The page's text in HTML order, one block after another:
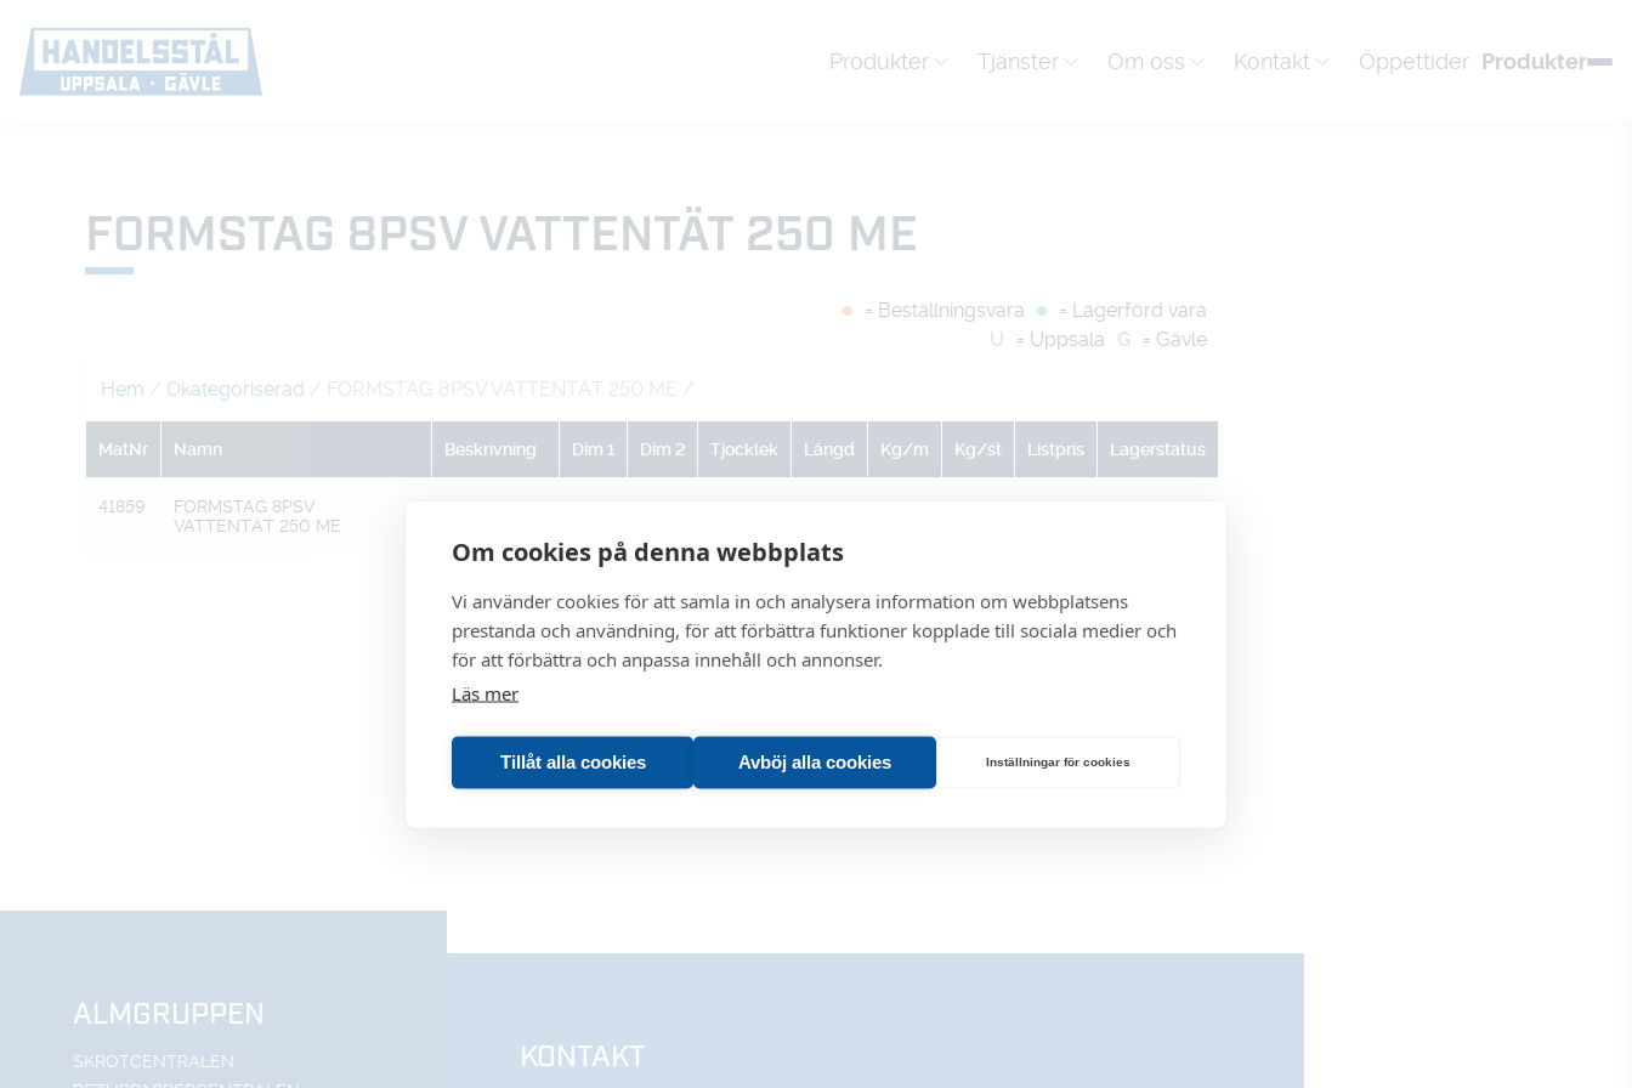
Om cookies på denna webbplats
Vi använder cookies för att samla in och analysera information om webbplatsens
prestanda och användning, för att förbättra funktioner kopplade till sociala medier och
för att förbättra och anpassa innehåll och annonser.
Läs mer
Tillåt alla cookies Avböj alla cookies Inställningar för cookies
Produkter Tjänster Om oss Kontakt Öppettider Produkter
FORMSTAG 8PSV VATTENTÄT 250 ME
= Beställningsvara
= Lagerförd vara
U
= Uppsala G = Gävle
Hem / Okategoriserad / FORMSTAG 8PSV VATTENTÄT 250 ME /
MatNr Namn Beskrivning Dim 1 Dim 2 Tjocklek Längd Kg/m Kg/st Listpris Lagerstatus
41859
FORMSTAG 8PSV
VATTENTÄT 250 ME
ALMGRUPPEN
SKROTCENTRALEN
KONTAKT